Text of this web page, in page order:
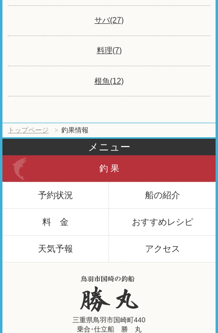
サバ(27)
料理(7)
根魚(12)
トップページ 釣果情報
メニュー
釣 果
予約状況 船の紹介
料 金 おすすめレシピ
天気予報 アクセス
三重県鳥羽市国崎町440
乗合･仕立船 勝 丸